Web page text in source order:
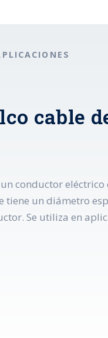
cable
conductor
tiene un diámetro
Se utiliza en